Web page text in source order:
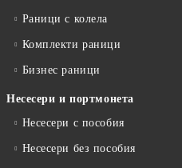
Раници с колела
Комплекти раници
Бизнес раници
Несесери и портмонета
Несесери с пособия
Несесери без пособия